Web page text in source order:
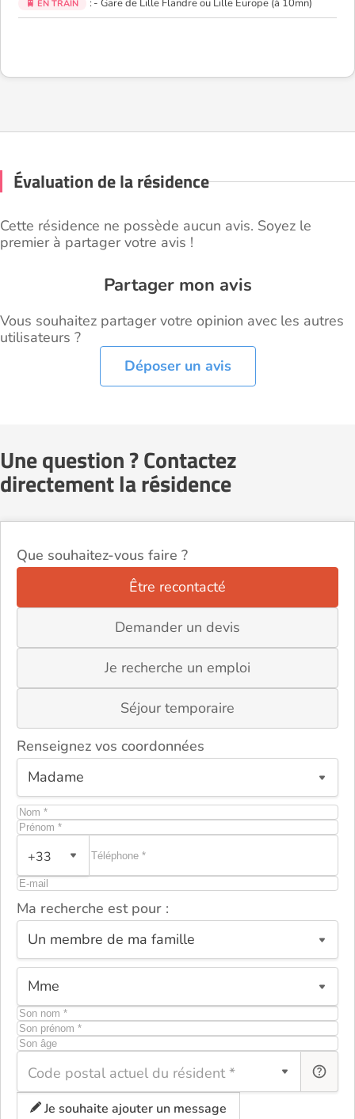
🚆 EN TRAIN : - Gare de Lille Flandre ou Lille Europe (à 10mn)
Évaluation de la résidence
Cette résidence ne possède aucun avis. Soyez le
premier à partager votre avis !
Partager mon avis
Vous souhaitez partager votre opinion avec les autres
utilisateurs ?
Déposer un avis
Une question ? Contactez
directement la résidence
Que souhaitez-vous faire ?
Être recontacté
Demander un devis
Je recherche un emploi
Séjour temporaire
Renseignez vos coordonnées
+33
Ma recherche est pour :
Code postal actuel du résident *
Je souhaite ajouter un message
ou